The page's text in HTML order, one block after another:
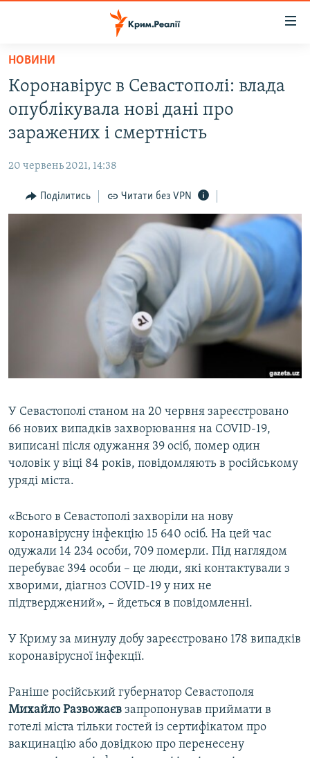
Перейти
основного
матеріалу
Перейти
до
основної
навігації
Перейти
до
ВОДА.КРИМ
ВІДЕО ТА ФОТО
БЛОГИ
ПОГЛЯД
ВІДЕОУРОКИ «ELIFBE»
СВІДЧЕННЯ ОКУПАЦІЇ
УКРАЇНСЬКА ПРОБЛЕМА КРИМУ
ЯК ОБІЙТИ БЛОКУВАННЯ
Усі сайти RFE/RL
НОВИНИ
Коронавірус в Севастополі: влада
опублікувала нові дані про
заражених і смертність
20 червень 2021, 14:38
Поділитись Читати без VPN
У Севастополі станом на 20 червня зареєстровано
66 нових випадків захворювання на COVID-19,
виписані після одужання 39 осіб, помер один
чоловік у віці 84 років, повідомляють в російському
уряді міста.
«Всього в Севастополі захворіли на нову
коронавірусну інфекцію 15 640 осіб. На цей час
одужали 14 234 особи, 709 померли. Під наглядом
перебуває 394 особи – це люди, які контактували з
хворими, діагноз COVID-19 у них не
підтверджений», – йдеться в повідомленні.
У Криму за минулу добу зареєстровано 178 випадків
коронавірусної інфекції.
Раніше російський губернатор Севастополя
Михайло Развожаєв запропонував приймати в
готелі міста тільки гостей із сертифікатом про
вакцинацію або довідкою про перенесену